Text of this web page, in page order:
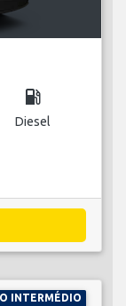
local_gas_station
Diesel
INTERMÉDIO